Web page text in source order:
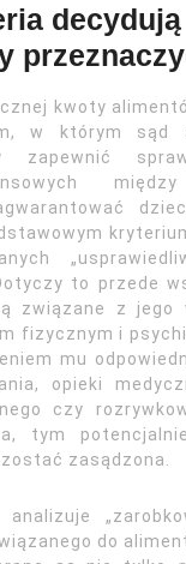
kwoty
w którym sąd
zapewnić
to przede
związane z jego
fizycznym i
mu
opieki
czy
tym
zasądzona.
analizuje
do